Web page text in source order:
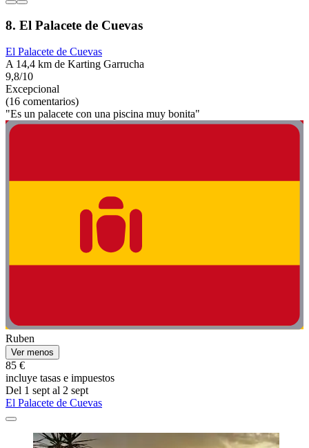
8. El Palacete de Cuevas
El Palacete de Cuevas
A 14,4 km de Karting Garrucha
9,8/10
Excepcional
(16 comentarios)
"Es un palacete con una piscina muy bonita"
Ruben
Ver menos
85 €
incluye tasas e impuestos
Del 1 sept al 2 sept
El Palacete de Cuevas